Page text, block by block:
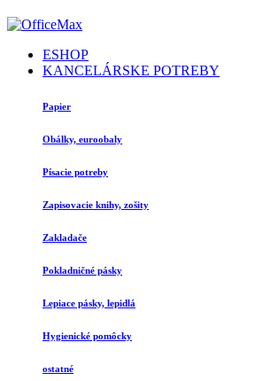
ESHOP
KANCELÁRSKE POTREBY
Papier
Obálky, euroobaly
Písacie potreby
Zapisovacie knihy, zošity
Zakladače
Pokladničné pásky
Lepiace pásky, lepidlá
Hygienické pomôcky
ostatné